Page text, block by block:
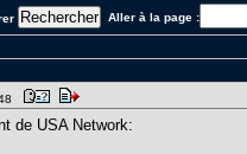
Aller à la page :
de USA Network: